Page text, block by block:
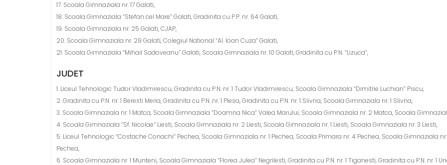
17. Scoala Gimnaziala nr. 17 Galati,
18. Scoala Gimnaziala “Stefan cel Mare” Galati, Gradinita cu P.P. nr. 64 Galati,
19. Scoala Gimnaziala nr. 25 Galati, CJAP,
20. Scoala Gimnaziala nr. 29 Galati, Colegiul National “Al. Ioan Cuza” Galati,
21. Scoala Gimnaziala “Mihail Sadoveanu” Galati, Scoala Gimnaziala nr. 10 Galati, Gradinita cu P.N. “Lizuca”,
JUDET
1. Liceul Tehnologic Tudor Vladimirescu, Gradinita cu P.N. nr. 1 Tudor Vladimirescu, Scoala Gimnaziala “Dimitrie Luchian” Piscu,
2. Gradinita cu P.N. nr. 1 Beresti Meria, Gradinita cu P.N. nr. 1 Plesa, Gradinita cu P.N. nr. 1 Slivna, Scoala Gimnaziala nr. 1 Slivna,
3. Scoala Gimnaziala nr. 1 Matca, Scoala Gimnaziala “Doamna Nica” Valea Marului, Scoala Gimnaziala nr. 2 Matca, Scoala
4. Scoala Gimnaziala “Sf. Nicolae” Liesti, Scoala Gimnaziala nr. 2 Liesti, Scoala Gimnaziala nr. 1 Liesti, Scoala Gimnaziala nr. 3 Liesti,
5. Liceul Tehnologic “Costache Conachi” Pechea, Scoala Gimnaziala nr. 1 Pechea, Scoala Primara nr. 4 Pechea, Scoala Gimnaziala
Pechea,
6. Scoala Gimnaziala nr. 1 Munteni, Scoala Gimnaziala “Florea Julea” Negrilesti, Gradinita cu P.N. nr. 1 Tiganesti, Gradinita cu P.N. nr. 1